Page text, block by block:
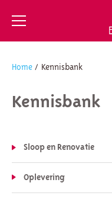
Ga naar Hoofd
Home Kennisbank
Kennisbank
Sloop en Renovatie
Oplevering